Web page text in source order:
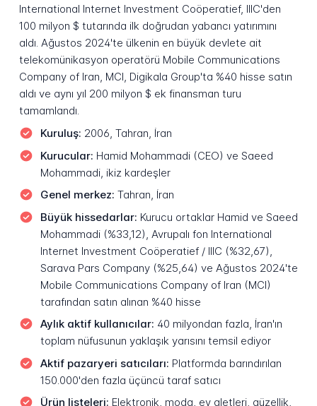
International Internet Investment Coöperatief, IIIC'den
100 milyon $ tutarında ilk doğrudan yabancı yatırımını
aldı. Ağustos 2024'te ülkenin en büyük devlete ait
telekomünikasyon operatörü Mobile Communications
Company of Iran, MCI, Digikala Group'ta %40 hisse satın
aldı ve aynı yıl 200 milyon $ ek finansman turu
tamamlandı.
Kuruluş: 2006, Tahran, İran
Kurucular: Hamid Mohammadi (CEO) ve Saeed
Mohammadi, ikiz kardeşler
Genel merkez: Tahran, İran
Büyük hissedarlar: Kurucu ortaklar Hamid ve Saeed
Mohammadi (%33,12), Avrupalı fon International
Internet Investment Coöperatief / IIIC (%32,67),
Sarava Pars Company (%25,64) ve Ağustos 2024'te
Mobile Communications Company of Iran (MCI)
tarafından satın alınan %40 hisse
Aylık aktif kullanıcılar: 40 milyondan fazla, İran'ın
toplam nüfusunun yaklaşık yarısını temsil ediyor
Aktif pazaryeri satıcıları: Platformda barındırılan
150.000'den fazla üçüncü taraf satıcı
Ürün listeleri: Elektronik, moda, ev aletleri, güzellik,